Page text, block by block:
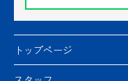
トップページ